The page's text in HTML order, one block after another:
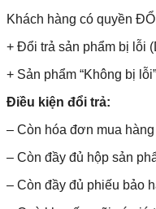
Khách hàng có quyền
+ Đổi trả sản phẩm bị lỗi
+ Sản phẩm “Không bị
Điều kiện đổi trả:
– Còn hóa đơn mua hàng
– Còn đầy đủ hộp sản
– Còn đầy đủ phiếu bảo